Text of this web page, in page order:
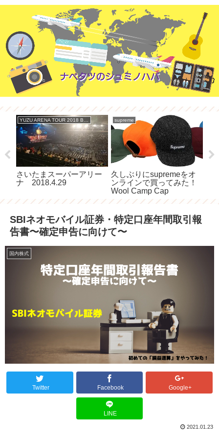
さいたまスーパーアリー
ナ 2018.4.29
supreme
久しぶりにsupremeをオ
ンラインで買ってみた！
Wool Camp Cap
SBIネオモバイル証券・特定口座年間取引報
告書〜確定申告に向けて〜
国内株式
Twitter Facebook Google+
LINE
2021.01.23